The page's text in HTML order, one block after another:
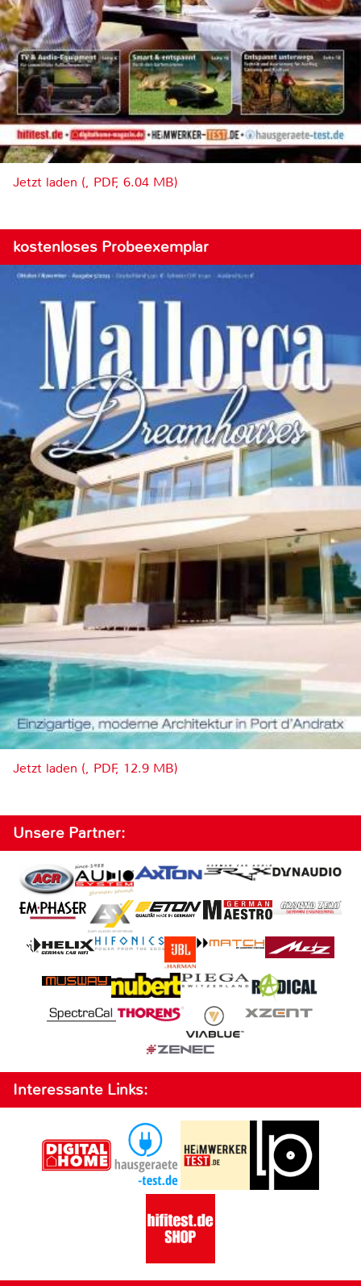
Jetzt laden (, PDF, 6.04 MB)
kostenloses Probeexemplar
Jetzt laden (, PDF, 12.9 MB)
Unsere Partner:
Interessante Links: